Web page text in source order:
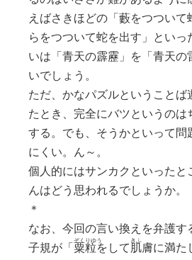
えばさきほどの「藪をつついて
らをつついて蛇を出す」といっ
いは「青天の霹靂」を「青天の
いでしょう。
ただ、かなパズルということば
たとき、完全にバツというのは
する。でも、そうかといって問
にくい。ん～。
個人的にはサンカクといったと
んはどう思われるでしょうか。
＊
なお、今回の言い換えを弁護す
子規が「 粟粒をして 肌膚に満た